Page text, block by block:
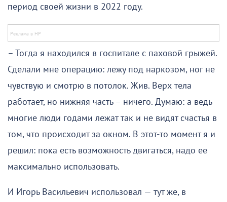
период своей жизни в 2022 году.
– Тогда я находился в госпитале с паховой грыжей.
Сделали мне операцию: лежу под наркозом, ног не
чувствую и смотрю в потолок. Жив. Верх тела
работает, но нижняя часть – ничего. Думаю: а ведь
многие люди годами лежат так и не видят счастья в
том, что происходит за окном. В этот-то момент я и
решил: пока есть возможность двигаться, надо ее
максимально использовать.
И Игорь Васильевич использовал — тут же, в